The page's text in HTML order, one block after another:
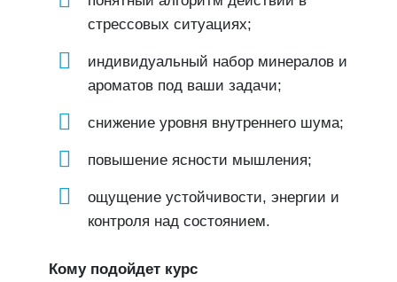
стрессовых ситуациях;
индивидуальный набор минералов и
ароматов под ваши задачи;
снижение уровня внутреннего шума;
повышение ясности мышления;
ощущение устойчивости, энергии и
контроля над состоянием.
Кому подойдет курс